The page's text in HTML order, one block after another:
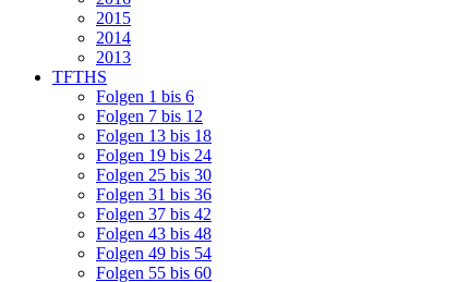
2015
2014
2013
TFTHS
Folgen 1 bis 6
Folgen 7 bis 12
Folgen 13 bis 18
Folgen 19 bis 24
Folgen 25 bis 30
Folgen 31 bis 36
Folgen 37 bis 42
Folgen 43 bis 48
Folgen 49 bis 54
Folgen 55 bis 60